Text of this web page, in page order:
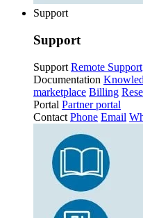
Support
Support
Support Remote Support
Documentation
marketplace Billing
Portal Partner portal
Contact Phone Email